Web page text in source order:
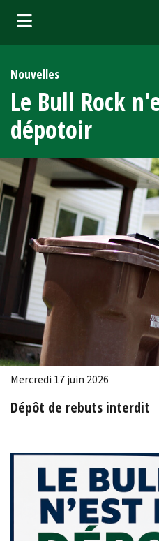
(Attraits touristiques )
(Affaires et entreprises )
Nouvelles
Le Bull Rock
dépotoir
Mercredi 17 juin 2026
Dépôt de rebuts interdit